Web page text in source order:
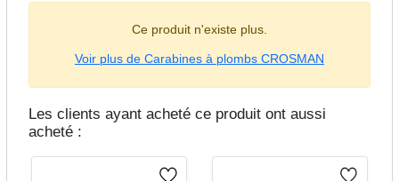
Ce produit n'existe plus.
Voir plus de Carabines à plombs CROSMAN
Les clients ayant acheté ce produit ont aussi
acheté :